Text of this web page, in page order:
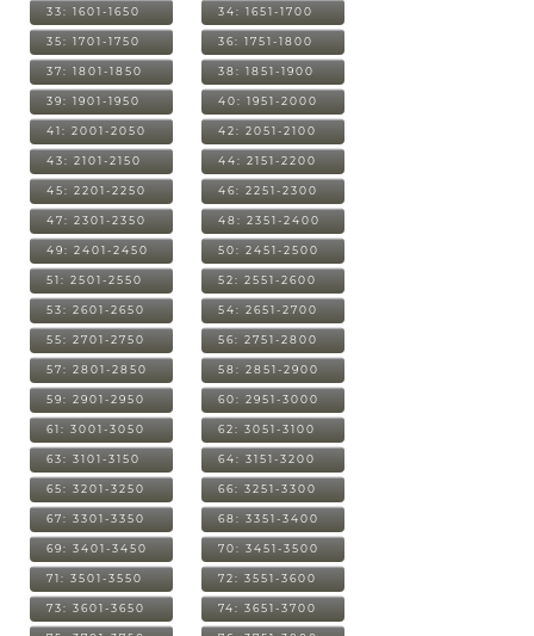
33: 1601-1650 34: 1651-1700
35: 1701-1750 36: 1751-1800
37: 1801-1850 38: 1851-1900
39: 1901-1950 40: 1951-2000
41: 2001-2050 42: 2051-2100
43: 2101-2150 44: 2151-2200
45: 2201-2250 46: 2251-2300
47: 2301-2350 48: 2351-2400
49: 2401-2450 50: 2451-2500
51: 2501-2550 52: 2551-2600
53: 2601-2650 54: 2651-2700
55: 2701-2750 56: 2751-2800
57: 2801-2850 58: 2851-2900
59: 2901-2950 60: 2951-3000
61: 3001-3050 62: 3051-3100
63: 3101-3150 64: 3151-3200
65: 3201-3250 66: 3251-3300
67: 3301-3350 68: 3351-3400
69: 3401-3450 70: 3451-3500
71: 3501-3550 72: 3551-3600
73: 3601-3650 74: 3651-3700